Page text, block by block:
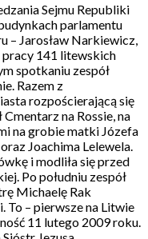
Sejmu Republiki
parlamentu
– Jarosław Narkiewicz,
141 litewskich
spotkaniu zespół
Razem z
rozpościerającą się
na Rossie, na
na grobie matki Józefa
Joachima Lelewela.
i modliła się przed
Po południu zespół
Michaelę Rak
To – pierwsze na Litwie
11 lutego 2009 roku.